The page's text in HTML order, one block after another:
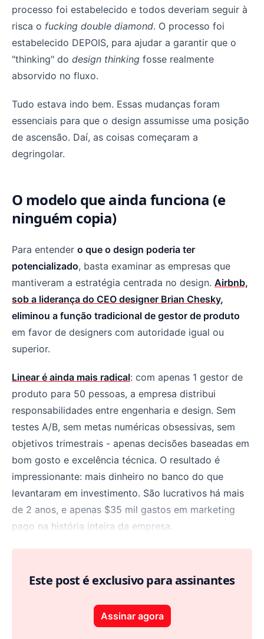
processo foi estabelecido e todos deveriam seguir à
risca o fucking double diamond. O processo foi
estabelecido DEPOIS, para ajudar a garantir que o
"thinking" do design thinking fosse realmente
absorvido no fluxo.
Tudo estava indo bem. Essas mudanças foram
essenciais para que o design assumisse uma posição
de ascensão. Daí, as coisas começaram a
degringolar.
O modelo que ainda funciona (e
ninguém copia)
Para entender o que o design poderia ter
potencializado, basta examinar as empresas que
mantiveram a estratégia centrada no design. Airbnb,
sob a liderança do CEO designer Brian Chesky,
eliminou a função tradicional de gestor de produto
em favor de designers com autoridade igual ou
superior.
Linear é ainda mais radical: com apenas 1 gestor de
produto para 50 pessoas, a empresa distribui
responsabilidades entre engenharia e design. Sem
testes A/B, sem metas numéricas obsessivas, sem
objetivos trimestrais - apenas decisões baseadas em
bom gosto e excelência técnica. O resultado é
impressionante: mais dinheiro no banco do que
levantaram em investimento. São lucrativos há mais
de 2 anos, e apenas $35 mil gastos em marketing
pago na história inteira da empresa.
Este post é exclusivo para assinantes
Assinar agora